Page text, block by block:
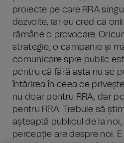
proiecte pe care RRA
dezvolte, iar eu cred ca
rămâne o provocare.
strategie, o campanie și
comunicare spre public
pentru că fără asta nu se
întărirea în ceea ce
nu doar pentru RRA, dar
pentru RRA. Trebuie să
așteaptă publicul de la
percepție are despre noi.